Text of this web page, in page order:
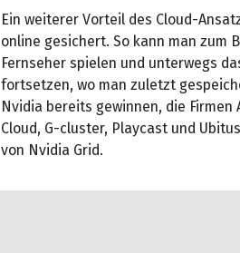
Ein weiterer Vorteil des Cloud-
online gesichert. So kann man zum
Fernseher spielen und unterwegs
fortsetzen, wo man zuletzt
Nvidia bereits gewinnen, die Firmen
Cloud, G-cluster, Playcast und
von Nvidia Grid.